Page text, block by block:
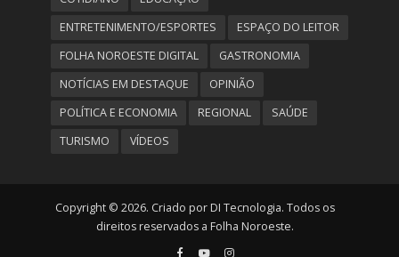
ENTRETENIMENTO/ESPORTES
ESPAÇO DO LEITOR
FOLHA NOROESTE DIGITAL
GASTRONOMIA
NOTÍCIAS EM DESTAQUE
OPINIÃO
POLÍTICA E ECONOMIA
REGIONAL
SAÚDE
TURISMO
VÍDEOS
Copyright © 2026. Criado por DI Tecnologia. Todos os
direitos reservados a Folha Noroeste.